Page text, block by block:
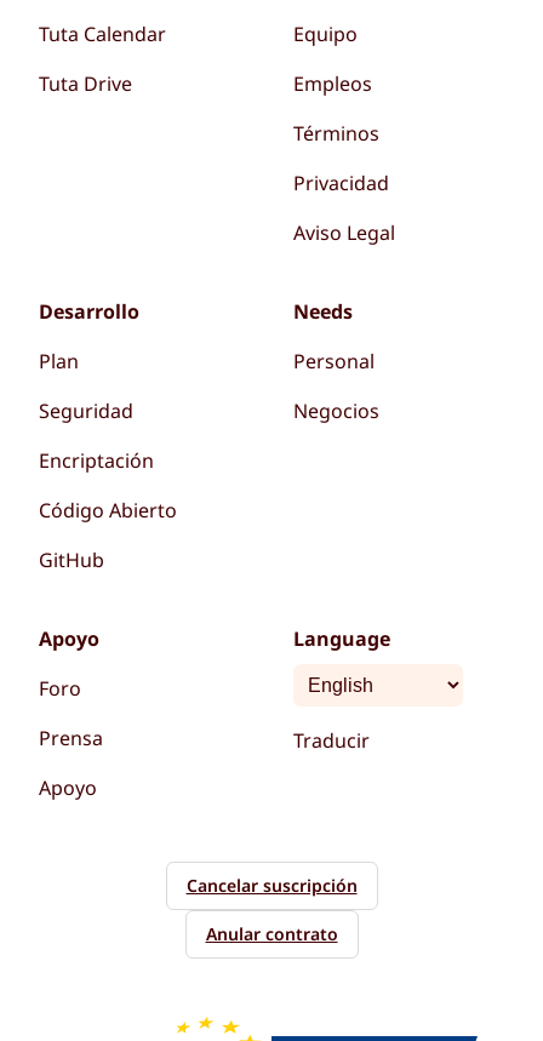
Tuta Calendar
Tuta Drive
Equipo
Empleos
Términos
Privacidad
Aviso Legal
Desarrollo
Plan
Seguridad
Encriptación
Código Abierto
GitHub
Needs
Personal
Negocios
Apoyo
Foro
Prensa
Apoyo
Language
Traducir
Cancelar suscripción
Anular contrato